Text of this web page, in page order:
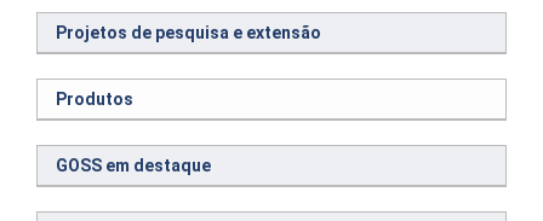
Projetos de pesquisa e extensão
Produtos
GOSS em destaque